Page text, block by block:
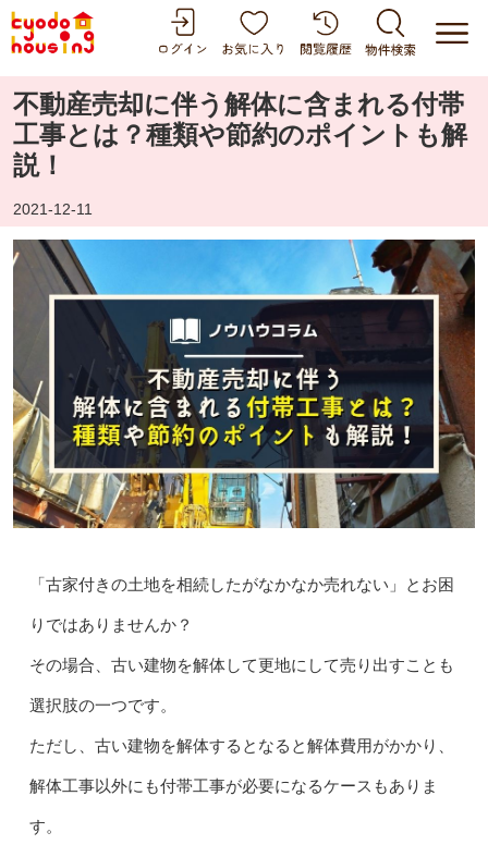
不動産売却に伴う解体に含まれる付帯
工事とは？種類や節約のポイントも解
説！
2021-12-11
「古家付きの土地を相続したがなかなか売れない」とお困
りではありませんか？
その場合、古い建物を解体して更地にして売り出すことも
選択肢の一つです。
ただし、古い建物を解体するとなると解体費用がかかり、
解体工事以外にも付帯工事が必要になるケースもありま
す。